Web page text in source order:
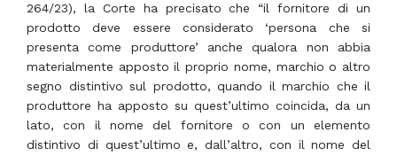
264/23), la Corte ha precisato che “il fornitore di un
prodotto deve essere considerato ‘persona che si
presenta come produttore’ anche qualora non abbia
materialmente apposto il proprio nome, marchio o altro
segno distintivo sul prodotto, quando il marchio che il
produttore ha apposto su quest’ultimo coincida, da un
lato, con il nome del fornitore o con un elemento
distintivo di quest’ultimo e, dall’altro, con il nome del